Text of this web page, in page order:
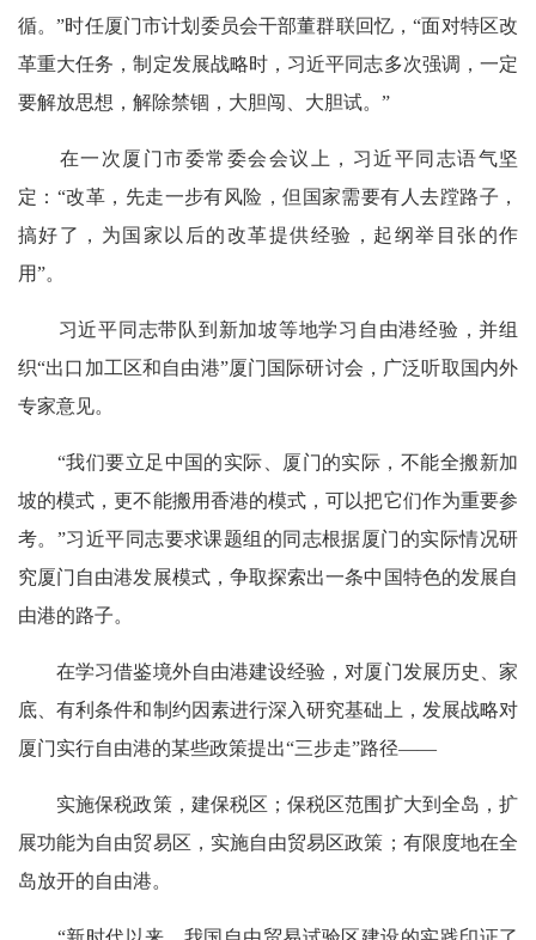
循。”时任厦门市计划委员会干部董群联回忆，“面对特区改
革重大任务，制定发展战略时，习近平同志多次强调，一定
要解放思想，解除禁锢，大胆闯、大胆试。”
在一次厦门市委常委会会议上，习近平同志语气坚
定：“改革，先走一步有风险，但国家需要有人去蹚路子，
搞好了，为国家以后的改革提供经验，起纲举目张的作
用”。
习近平同志带队到新加坡等地学习自由港经验，并组
织“出口加工区和自由港”厦门国际研讨会，广泛听取国内外
专家意见。
“我们要立足中国的实际、厦门的实际，不能全搬新加
坡的模式，更不能搬用香港的模式，可以把它们作为重要参
考。”习近平同志要求课题组的同志根据厦门的实际情况研
究厦门自由港发展模式，争取探索出一条中国特色的发展自
由港的路子。
在学习借鉴境外自由港建设经验，对厦门发展历史、家
底、有利条件和制约因素进行深入研究基础上，发展战略对
厦门实行自由港的某些政策提出“三步走”路径——
实施保税政策，建保税区；保税区范围扩大到全岛，扩
展功能为自由贸易区，实施自由贸易区政策；有限度地在全
岛放开的自由港。